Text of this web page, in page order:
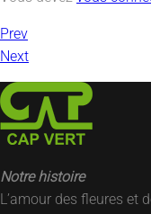
Prev
Next
Notre histoire
L’amour des fleures et